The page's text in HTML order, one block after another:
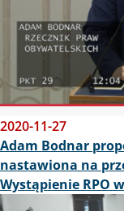
2020-11-27
Adam Bodnar
nastawiona na
Wystąpienie RPO
Obraz